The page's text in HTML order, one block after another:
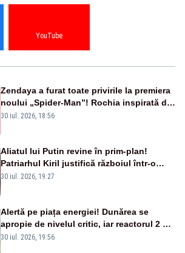
YouTube
Zendaya a furat toate privirile la premiera
noului „Spider-Man”! Rochia inspirată de
pânza de păianjen a făcut senzație
30 iul. 2026, 18:56
Aliatul lui Putin revine în prim-plan!
Patriarhul Kiril justifică războiul într-o
nouă carte
30 iul. 2026, 19:27
Alertă pe piața energiei! Dunărea se
apropie de nivelul critic, iar reactorul 2 de
la Cernavodă ar putea fi oprit
30 iul. 2026, 19:56